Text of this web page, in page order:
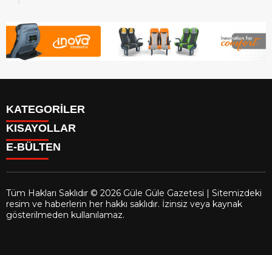
KATEGORİLER
Reklam
Firma Rehberi
İletişim
Künye
Gizlilik Politikası
KISAYOLLAR
Facebook
Instagram
E-BÜLTEN
gulegule.com.tr e-bültenine abone olarak, tarafınıza haber,
duyuru ve kampanya içerikli e-postaların gönderilmesini kabul
Tüm Hakları Saklıdır © 2026 Güle Güle Gazetesi | Sitemizdeki
resim ve haberlerin her hakkı saklıdır. İzinsiz veya kaynak
gösterilmeden kullanılamaz.